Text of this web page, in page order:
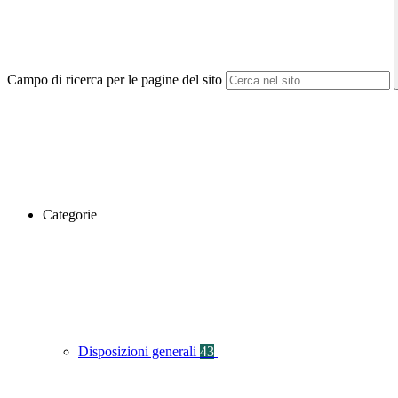
Campo di ricerca per le pagine del sito
Categorie
Disposizioni generali 43